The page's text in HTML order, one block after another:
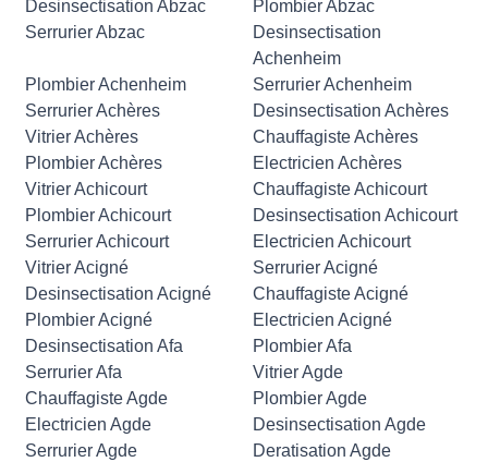
Desinsectisation Abzac
Plombier Abzac
Serrurier Abzac
Desinsectisation
Achenheim
Plombier Achenheim
Serrurier Achenheim
Serrurier Achères
Desinsectisation Achères
Vitrier Achères
Chauffagiste Achères
Plombier Achères
Electricien Achères
Vitrier Achicourt
Chauffagiste Achicourt
Plombier Achicourt
Desinsectisation Achicourt
Serrurier Achicourt
Electricien Achicourt
Vitrier Acigné
Serrurier Acigné
Desinsectisation Acigné
Chauffagiste Acigné
Plombier Acigné
Electricien Acigné
Desinsectisation Afa
Plombier Afa
Serrurier Afa
Vitrier Agde
Chauffagiste Agde
Plombier Agde
Electricien Agde
Desinsectisation Agde
Serrurier Agde
Deratisation Agde